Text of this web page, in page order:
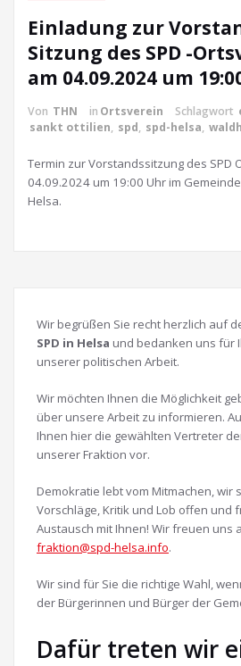
Einladung zur
Sitzung des SPD -
am 04.09.2024 um
Von THN in Ortsverein Schlagwort
sankt ottilien, spd, spd-helsa,
Termin zur Vorstandssitzung des SPD
04.09.2024 um 19:00 Uhr im
Helsa.
Wir begrüßen Sie recht herzlich auf
SPD in Helsa und bedanken uns für
unserer politischen Arbeit.
Wir möchten Ihnen die Möglichkeit
über unsere Arbeit zu informieren.
Ihnen hier die gewählten Vertreter
unserer Fraktion vor.
Demokratie lebt vom Mitmachen, wir
Vorschläge, Kritik und Lob offen und
Austausch mit Ihnen! Wir freuen uns
fraktion@spd-helsa.info.
Wir sind für Sie die richtige Wahl,
der Bürgerinnen und Bürger der
Dafür treten wir